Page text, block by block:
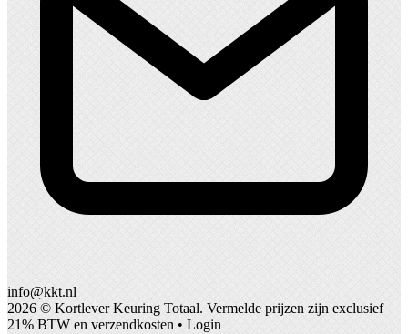
info@kkt.nl
2026 © Kortlever Keuring Totaal. Vermelde prijzen zijn exclusief
21% BTW en verzendkosten • Login